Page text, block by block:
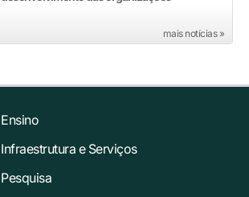
mais notícias »
Ensino
Infraestrutura e Serviços
Pesquisa